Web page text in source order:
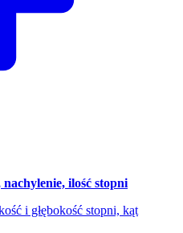
ilość stopni
i głębokość stopni, kąt